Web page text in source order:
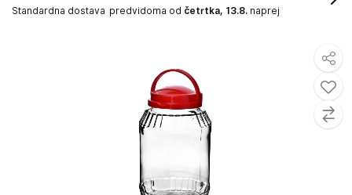
Standardna dostava predvidoma od četrtka, 13.8. naprej